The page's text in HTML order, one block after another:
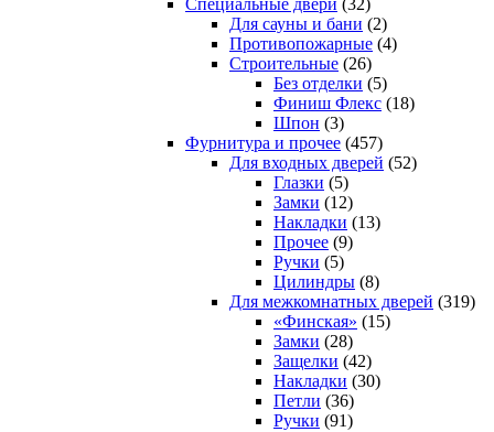
Для сауны и бани (2)
Противопожарные (4)
Строительные (26)
Без отделки (5)
Финиш Флекс (18)
Шпон (3)
Фурнитура и прочее (457)
Для входных дверей (52)
Глазки (5)
Замки (12)
Накладки (13)
Прочее (9)
Ручки (5)
Цилиндры (8)
Для межкомнатных дверей (319)
«Финская» (15)
Замки (28)
Защелки (42)
Накладки (30)
Петли (36)
Ручки (91)